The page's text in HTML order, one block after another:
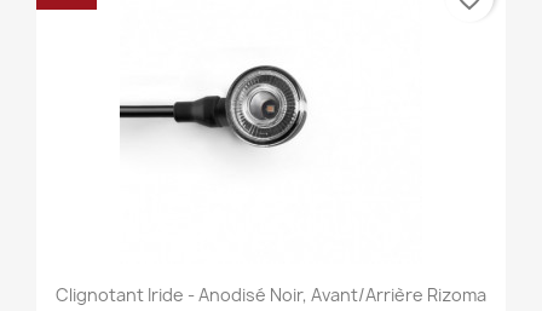
Clignotant Iride - Anodisé Noir, Avant/Arrière Rizoma